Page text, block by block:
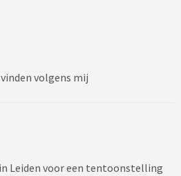
volgens mij
Leiden voor een tentoonstelling